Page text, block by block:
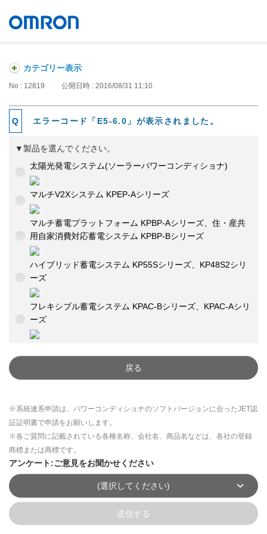
カテゴリー表示
No : 12819 公開日時 : 2016/08/31 11:10
エラーコード「E5-6.0」が表示されました。
▼製品を選んでください。
太陽光発電システム(ソーラーパワーコンディショナ)
マルチV2Xシステム KPEP-Aシリーズ
マルチ蓄電プラットフォーム KPBP-Aシリーズ、住・産共
用自家消費対応蓄電システム KPBP-Bシリーズ
ハイブリッド蓄電システム KP55Sシリーズ、KP48S2シリ
ーズ
フレキシブル蓄電システム KPAC-Bシリーズ、KPAC-Aシリ
ーズ
戻る
※系統連系申請は、パワーコンディショナのソフトバージョンに合ったJET認
証証明書で申請をお願いします。
※各ご質問に記載されている各種名称、会社名、商品名などは、各社の登録
商標または商標です。
アンケート:ご意見をお聞かせください
(選択してください)
送信する